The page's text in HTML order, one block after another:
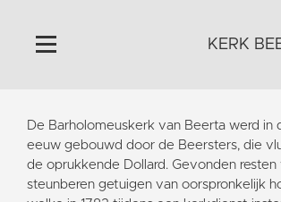
Home
Algemeen
Historie
KERK
De Barholomeuskerk van Beerta werd in
eeuw gebouwd door de Beersters, die
de oprukkende Dollard. Gevonden resten
steunberen getuigen van oorspronkelijk